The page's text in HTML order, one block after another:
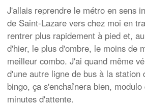
J'allais reprendre le métro en sens
de Saint-Lazare vers chez moi en
rentrer plus rapidement à pied et,
d'hier, le plus d'ombre, le moins de
meilleur combo. J'ai quand même
d'une autre ligne de bus à la station
bingo, ça s'enchaînera bien,
minutes d'attente.